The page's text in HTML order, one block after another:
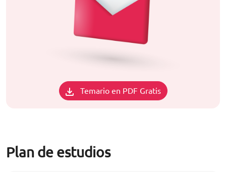
Temario en PDF Gratis
Plan de estudios